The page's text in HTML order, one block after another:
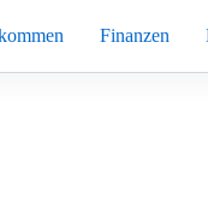
Finanzen